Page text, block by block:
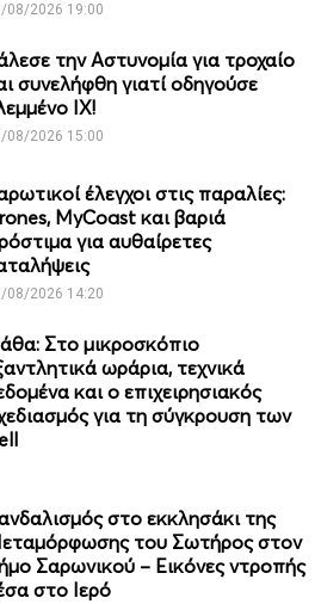
08/2026 19:00
την Αστυνομία για τροχαίο
συνελήφθη γιατί οδηγούσε
ΙΧ!
08/2026 15:00
έλεγχοι στις παραλίες:
MyCoast και βαριά
για αυθαίρετες
08/2026 14:20
Στο μικροσκόπιο
ωράρια, τεχνικά
και ο επιχειρησιακός
για τη σύγκρουση των
στο εκκλησάκι της
του Σωτήρος στον
Σαρωνικού – Εικόνες ντροπής
στο Ιερό